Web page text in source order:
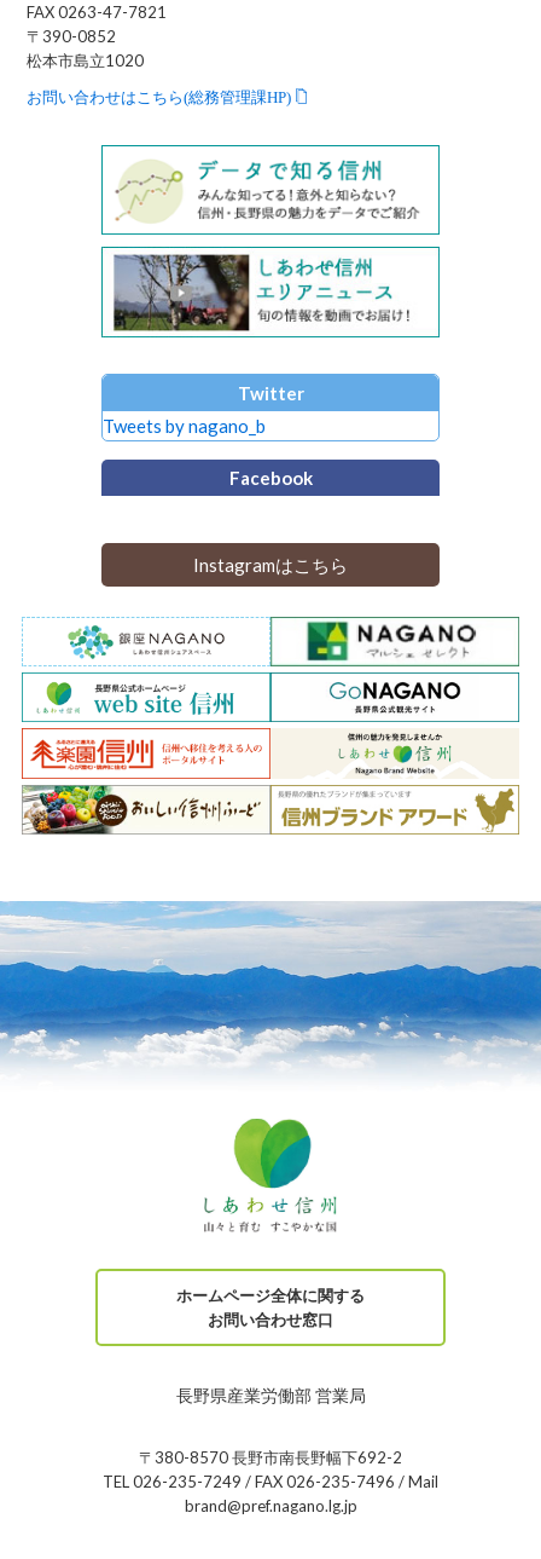
FAX 0263-47-7821
〒390-0852
松本市島立1020
お問い合わせはこちら(総務管理課HP)
Twitter
Tweets by nagano_b
Facebook
Instagramはこちら
ホームページ全体に関する
お問い合わせ窓口
長野県産業労働部 営業局
〒380-8570 長野市南長野幅下692-2
TEL 026-235-7249 / FAX 026-235-7496 / Mail
brand@pref.nagano.lg.jp